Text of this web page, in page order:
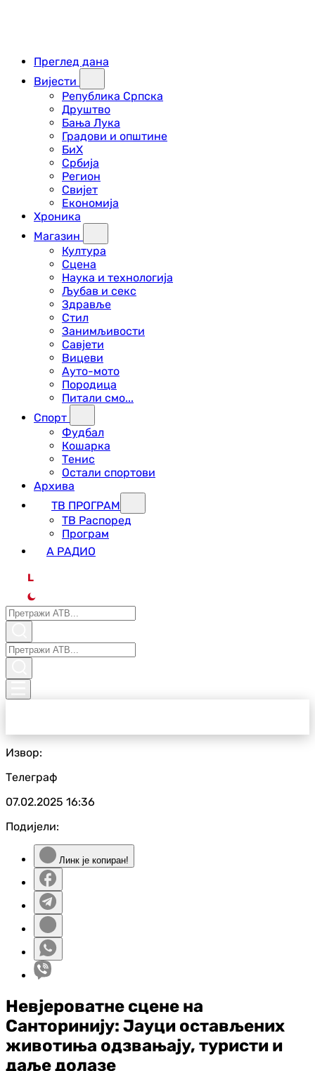
Преглед дана
Вијести
Република Српска
Друштво
Бања Лука
Градови и општине
БиХ
Србија
Регион
Свијет
Економија
Хроника
Магазин
Култура
Сцена
Наука и технологија
Љубав и секс
Здравље
Стил
Занимљивости
Савјети
Вицеви
Ауто-мото
Породица
Питали смо...
Спорт
Фудбал
Кошарка
Тенис
Остали спортови
Архива
ТВ ПРОГРАМ
ТВ Распоред
Програм
А РАДИО
L
Извор:
Телеграф
07.02.2025 16:36
Подијели:
Линк је копиран!
Невјероватне сцене на
Санторинију: Јауци остављених
животиња одзвањају, туристи и
даље долазе